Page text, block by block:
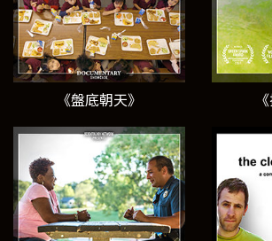
《盤底朝天》